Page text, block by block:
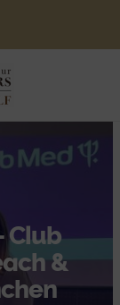
Club
&